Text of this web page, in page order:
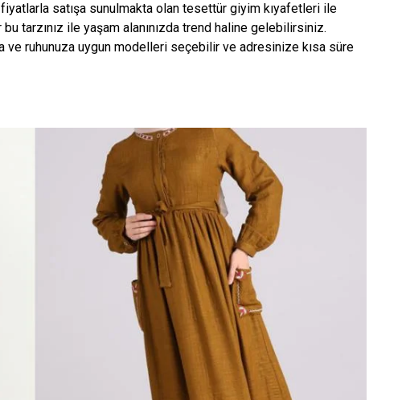
fiyatlarla satışa sunulmakta olan tesettür giyim kıyafetleri ile
tarzınız ile yaşam alanınızda trend haline gelebilirsiniz.
ve ruhunuza uygun modelleri seçebilir ve adresinize kısa süre